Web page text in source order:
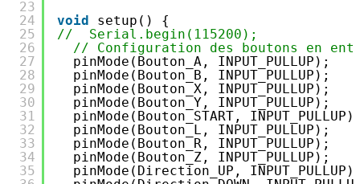
23
24
25
26
27
28
29
30
31
32
33
34
35
void
setup() {
//  Serial.begin(115200);
// Configuration des boutons en
pinMode(Bouton_A, INPUT_PULLUP);
pinMode(Bouton_B, INPUT_PULLUP);
pinMode(Bouton_X, INPUT_PULLUP);
pinMode(Bouton_Y, INPUT_PULLUP);
pinMode(Bouton_START,
pinMode(Bouton_L, INPUT_PULLUP);
pinMode(Bouton_R, INPUT_PULLUP);
pinMode(Bouton_Z, INPUT_PULLUP);
pinMode(Direction_UP,